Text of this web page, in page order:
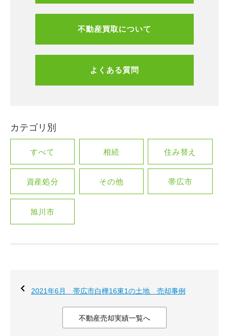
不動産買取について
よくある質問
カテゴリ別
すべて 相続 住み替え
資産処分 その他 帯広市
旭川市
2021年6月 帯広市白樺16東1の土地 売却事例
不動産売却実績一覧へ